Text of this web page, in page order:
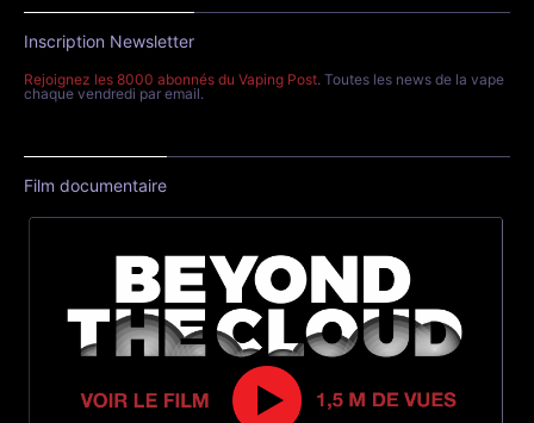
Inscription Newsletter
Rejoignez les 8000 abonnés du Vaping Post. Toutes les news de la vape
chaque vendredi par email.
Film documentaire